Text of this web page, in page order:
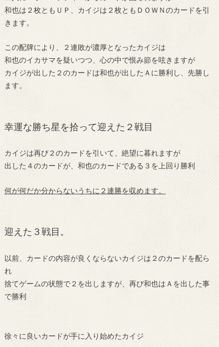
和也は２枚ともＵＰ、カイジは２枚ともＤＯＷＮのカードを引
きます。
この配牌により、２連敗が濃厚となったカイジは
和也のイカサマを疑いつつ、心の中で恨み節を呟きますが
カイジが出した２のカードは和也が出したＡに勝利し、先勝し
ます。
幸運な勝ち星を拾って迎えた２戦目
カイジは再び２のカードを引いて、絶望に暮れますが
出した４のカードが、和也のカードである３を上回り勝利
何が何だか分からないうちに２連勝を収めます。
迎えた３戦目。
以前、カードの内容が良くならないカイジは２のカードを配ら
れ
捨てゲームの状態で２を出しますが、再び和也はＡを出した事
で勝利
徐々に良いカードが手に入り始めたカイジ